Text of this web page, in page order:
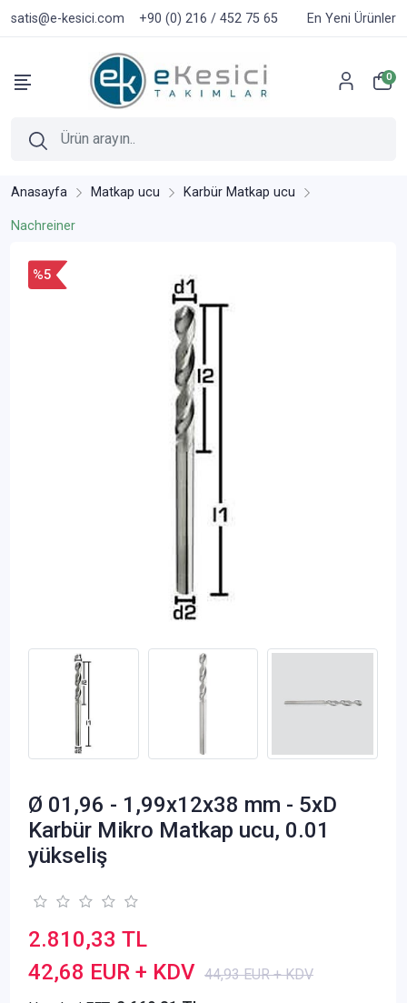
satis@e-kesici.com +90 (0) 216 / 452 75 65 En Yeni Ürünler
0
Anasayfa Matkap ucu Karbür Matkap ucu
Nachreiner
%5
Ø 01,96 - 1,99x12x38 mm - 5xD
Karbür Mikro Matkap ucu, 0.01
yükseliş
2.810,33 TL
42,68 EUR + KDV 44,93 EUR + KDV